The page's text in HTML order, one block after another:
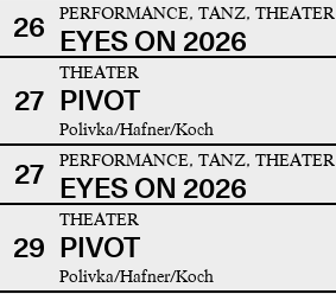
26
PERFORMANCE, TANZ, THEATER
EYES ON 2026
27
THEATER
PIVOT
Polivka/Hafner/Koch
27 PERFORMANCE, TANZ, THEATER
EYES ON 2026
29
THEATER
PIVOT
Polivka/Hafner/Koch